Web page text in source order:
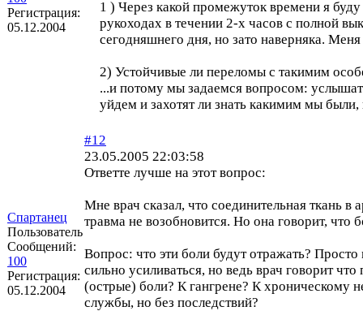
Регистрация:
05.12.2004
1 ) Через какой промежуток времени я
рукоходах в течении 2-х часов с полной
сегодняшнего дня, но зато наверняка. Меня
2) Устойчивые ли переломы с такимим
...и потому мы задаемся вопросом:
уйдем и захотят ли знать какимим мы
Спартанец
Пользователь
Сообщений:
100
Регистрация:
05.12.2004
#12
23.05.2005 22:03:58
Ответте лучше на этот вопрос:
Мне врач сказал, что соединительная ткань
травма не возобновится. Но она говорит,
Вопрос: что эти боли будут отражать?
сильно усиливаться, но ведь врач говорит
(острые) боли? К гангрене? К хроническому
службы, но без последствий?